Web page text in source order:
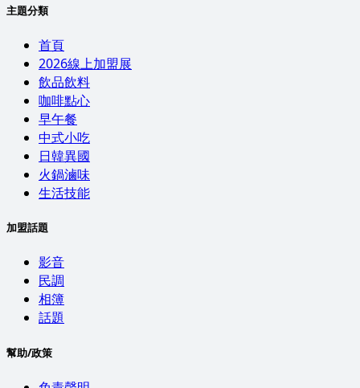
主題分類
首頁
2026線上加盟展
飲品飲料
咖啡點心
早午餐
中式小吃
日韓異國
火鍋滷味
生活技能
加盟話題
影音
民調
相簿
話題
幫助/政策